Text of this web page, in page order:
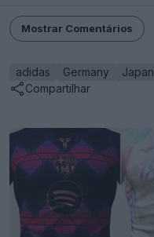
Mostrar Comentários
adidas Germany Japan
Compartilhar